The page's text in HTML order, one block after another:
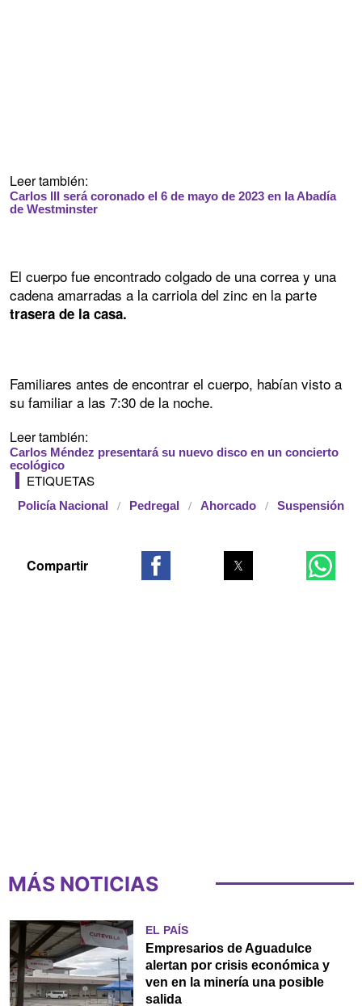
Leer también:
Carlos III será coronado el 6 de mayo de 2023 en la Abadía
de Westminster
El cuerpo fue encontrado colgado de una correa y una
cadena amarradas a la carriola del zinc en la parte
trasera de la casa.
Familiares antes de encontrar el cuerpo, habían visto a
su familiar a las 7:30 de la noche.
Leer también:
Carlos Méndez presentará su nuevo disco en un concierto
ecológico
ETIQUETAS
Policía Nacional Pedregal Ahorcado Suspensión
MÁS NOTICIAS
EL PAÍS
Empresarios de Aguadulce
alertan por crisis económica y
ven en la minería una posible
salida